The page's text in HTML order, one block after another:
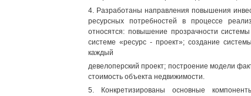
4. Разработаны направления повышения
ресурсных потребностей в процессе
относятся: повышение прозрачности
системе «ресурс - проект»; создание
каждый
девелоперский проект; построение модели
стоимость объекта недвижимости.
5. Конкретизированы основные